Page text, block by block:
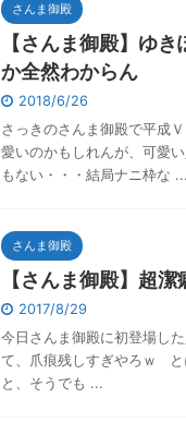
さんま御殿
【さんま御殿】ゆ
か全然わからん
2018/6/26
さっきのさんま御殿で平成
愛いのかもしれんが、可愛
もない・・・結局ナニ枠な ...
さんま御殿
【さんま御殿】超
2017/8/29
今日さんま御殿に初登場し
て、爪痕残しすぎやろｗ と
と、そうでも ...